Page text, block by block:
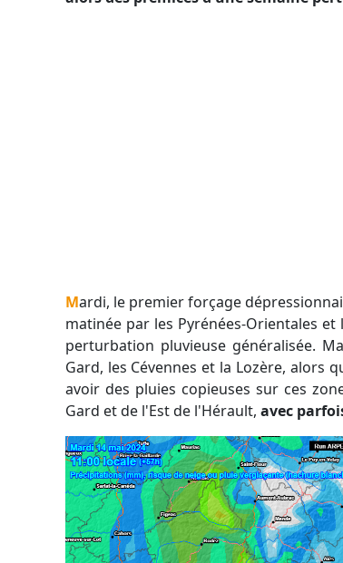
Mardi, le premier forçage dépressionnaire se rapproche de notre région. Le temps devrait se dégrader dès la
matinée par les Pyrénées-Orientales
perturbation pluvieuse généralisée.
Gard, les Cévennes et la Lozère, alors
avoir des pluies copieuses sur ces
Gard et de l'Est de l'Hérault, avec